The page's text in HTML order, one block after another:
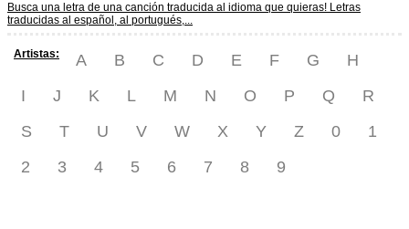
Busca una letra de una canción traducida al idioma que quieras! Letras
traducidas al español, al portugués,...
Artistas: A B C D E F G
H
I
J K L M N O P Q
R
S
T U V W X Y Z 0
1
2
3 4 5 6 7 8 9